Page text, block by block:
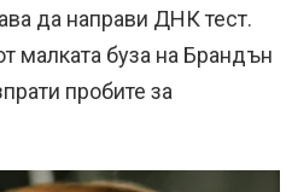
да направи ДНК тест.
малката буза на Брандън
пробите за